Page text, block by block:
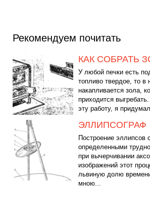
Рекомендуем почитать
КАК СОБРАТЬ
У любой печки есть
топливо твердое, то в
накапливается зола,
приходится
эту работу, я
ЭЛЛИПСОГРАФ
Построение эллипсов
определенными
при вычерчивании
изображений этот
львиную долю
мною...